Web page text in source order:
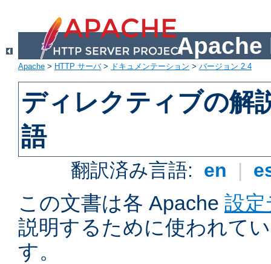
Apache
Apache > HTTP サーバ> ドキュメンテーション > バージョン 2.4
ディレクティブの解
語
翻訳済み言語: en |
この文書は各 Apache 設
説明するために使われて
す。